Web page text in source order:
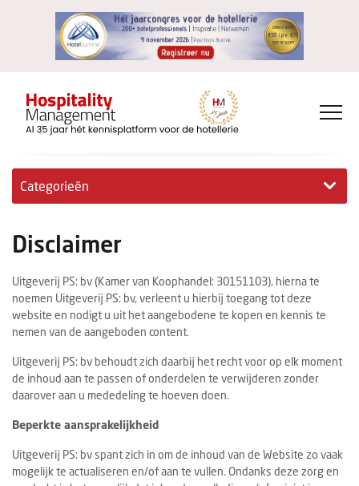
Categorieën
Hotelovernames
HM+
Jong & Ambitieus
Columns
Michelin
Personalia
Disclaimer
Uitgeverij PS: bv (Kamer van Koophandel: 30151103), hierna te
noemen Uitgeverij PS: bv, verleent u hierbij toegang tot deze
website en nodigt u uit het aangebodene te kopen en kennis te
nemen van de aangeboden content.
Uitgeverij PS: bv behoudt zich daarbij het recht voor op elk moment
de inhoud aan te passen of onderdelen te verwijderen zonder
daarover aan u mededeling te hoeven doen.
Beperkte aansprakelijkheid
Uitgeverij PS: bv spant zich in om de inhoud van de Website zo vaak
mogelijk te actualiseren en/of aan te vullen. Ondanks deze zorg en